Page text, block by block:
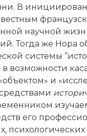
В
научной
Тогда же Нора
системы
возможности
и
его